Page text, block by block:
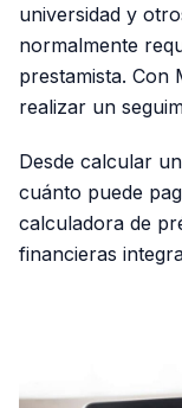
universidad y
normalmente
prestamista. Con
realizar un
Desde calcular
cuánto puede
calculadora de
financieras